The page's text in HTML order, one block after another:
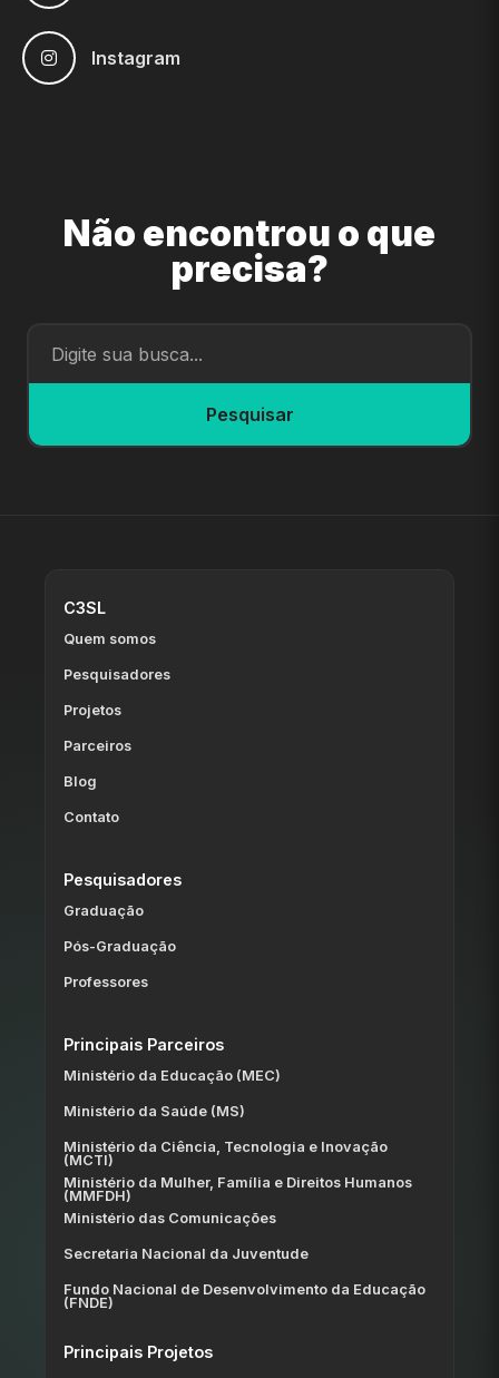
Instagram
Não encontrou o que
precisa?
Pesquisar
C3SL
Quem somos
Pesquisadores
Projetos
Parceiros
Blog
Contato
Pesquisadores
Graduação
Pós-Graduação
Professores
Principais Parceiros
Ministério da Educação (MEC)
Ministério da Saúde (MS)
Ministério da Ciência, Tecnologia e Inovação
(MCTI)
Ministério da Mulher, Família e Direitos Humanos
(MMFDH)
Ministério das Comunicações
Secretaria Nacional da Juventude
Fundo Nacional de Desenvolvimento da Educação
(FNDE)
Principais Projetos